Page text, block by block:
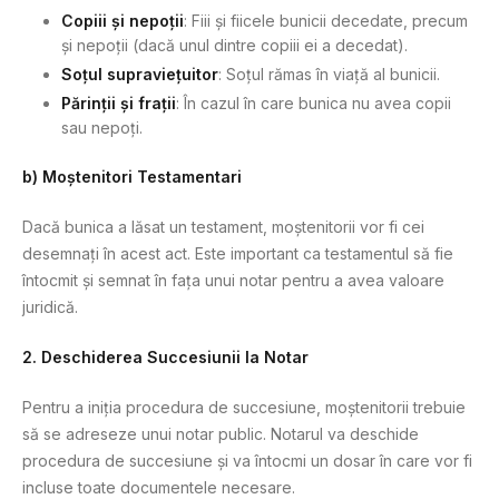
Copiii și nepoții: Fiii și fiicele bunicii decedate, precum
și nepoții (dacă unul dintre copiii ei a decedat).
Soțul supraviețuitor: Soțul rămas în viață al bunicii.
Părinții și frații: În cazul în care bunica nu avea copii
sau nepoți.
b) Moștenitori Testamentari
Dacă bunica a lăsat un testament, moștenitorii vor fi cei
desemnați în acest act. Este important ca testamentul să fie
întocmit și semnat în fața unui notar pentru a avea valoare
juridică.
2. Deschiderea Succesiunii la Notar
Pentru a iniția procedura de succesiune, moștenitorii trebuie
să se adreseze unui notar public. Notarul va deschide
procedura de succesiune și va întocmi un dosar în care vor fi
incluse toate documentele necesare.